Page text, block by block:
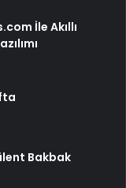
İle Akıllı
Bakbak